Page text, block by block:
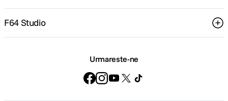
F64 Studio
Urmareste-ne